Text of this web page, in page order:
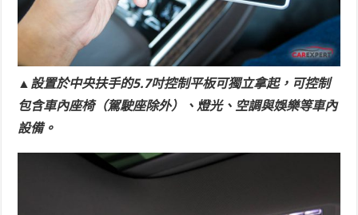
▲設置於中央扶手的5.7吋控制平板可獨立拿起，可控制
包含車內座椅（駕駛座除外）、燈光、空調與娛樂等車內
設備。